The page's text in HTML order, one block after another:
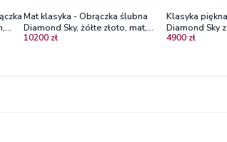
Mat klasyka - Obrączka ślubna
Diamond Sky, żółte złoto, mat,
6.5mm
10200 zł
Klasyka
Diamond Sky
próba 585, 3mm
4900 zł